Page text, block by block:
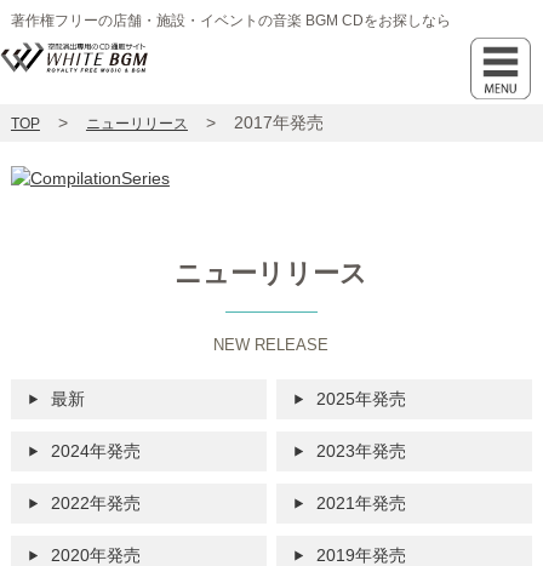
著作権フリーの店舗・施設・イベントの音楽 BGM CDをお探しなら
TOP ニューリリース 2017年発売
ニューリリース
NEW RELEASE
最新 2025年発売
2024年発売 2023年発売
2022年発売 2021年発売
2020年発売 2019年発売